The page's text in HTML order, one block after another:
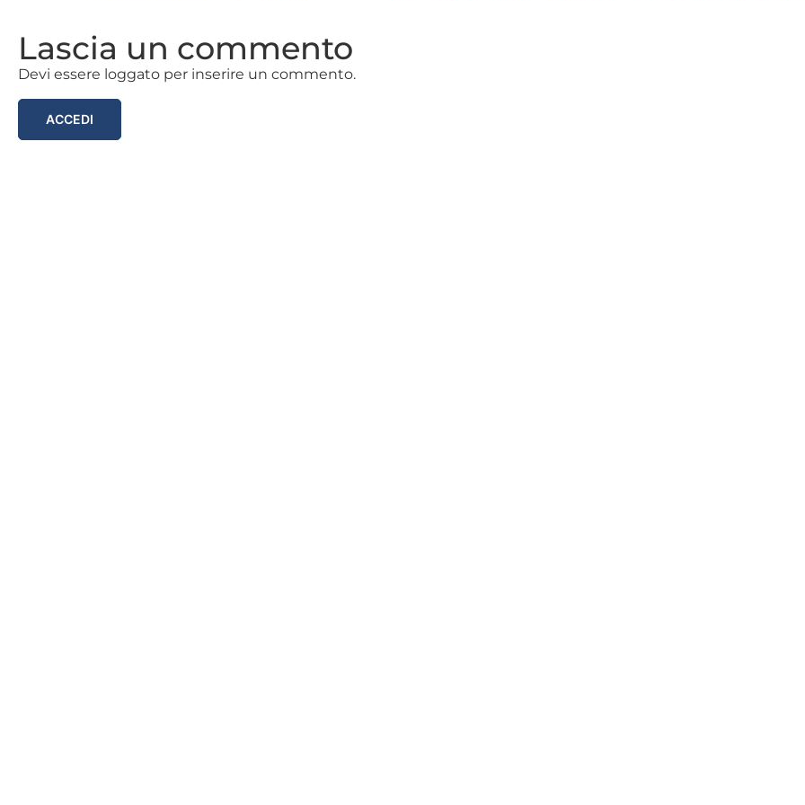
Lascia un commento
Devi essere loggato per inserire un commento.
ACCEDI